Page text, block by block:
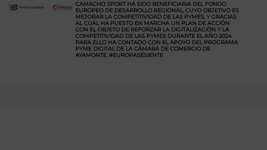
CAMACHO SPORT HA SIDO BENEFICIARIA DEL FONDO
EUROPEO DE DESARROLLO REGIONAL, CUYO OBJETIVO ES
MEJORAR LA COMPETITIVIDAD DE LAS PYMES, Y GRACIAS
AL CUAL HA PUESTO EN MARCHA UN PLAN DE ACCIÓN
CON EL OBJETO DE REFORZAR LA DIGITALIZACIÓN Y LA
COMPETITIVIDAD DE LAS PYMES DURANTE EL AÑO 2024.
PARA ELLO HA CONTADO CON EL APOYO DEL PROGRAMA
PYME DIGITAL DE LA CÁMARA DE COMERCIO DE
AYAMONTE. #EUROPASESIENTE